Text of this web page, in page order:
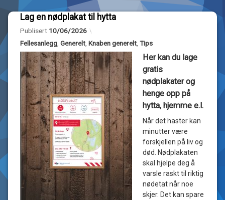
Lag en nødplakat til hytta
Publisert 10/06/2026
Kategorier:
Fellesanlegg Generelt Knaben generelt Tips
Her kan du lage
gratis
nødplakater og
henge opp på
hytta, hjemme e.l.
Når det haster kan
minutter være
forskjellen på liv og
død. Nødplakaten
skal hjelpe deg å
varsle raskt til riktig
nødetat når noe
skjer. Det kan spare
av
Hyttegrend